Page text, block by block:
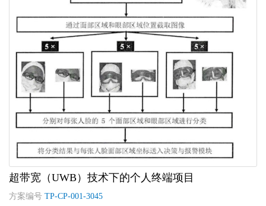
超带宽（UWB）技术下的个人终端项目
方案编号 TP-CP-001-3045